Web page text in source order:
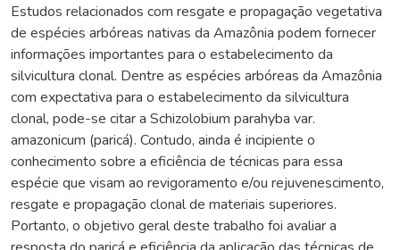
Estudos relacionados com resgate e propagação vegetativa
de espécies arbóreas nativas da Amazônia podem fornecer
informações importantes para o estabelecimento da
silvicultura clonal. Dentre as espécies arbóreas da Amazônia
com expectativa para o estabelecimento da silvicultura
clonal, pode-se citar a Schizolobium parahyba var.
amazonicum (paricá). Contudo, ainda é incipiente o
conhecimento sobre a eficiência de técnicas para essa
espécie que visam ao revigoramento e/ou rejuvenescimento,
resgate e propagação clonal de materiais superiores.
Portanto, o objetivo geral deste trabalho foi avaliar a